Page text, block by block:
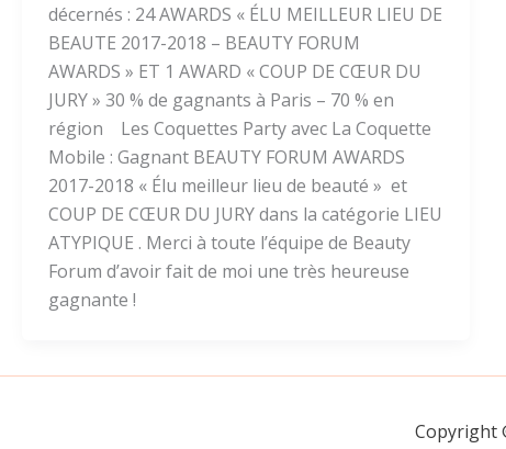
décernés : 24 AWARDS « ÉLU MEILLEUR LIEU DE
BEAUTE 2017-2018 – BEAUTY FORUM
AWARDS » ET 1 AWARD « COUP DE CŒUR DU
JURY » 30 % de gagnants à Paris – 70 % en
région Les Coquettes Party avec La Coquette
Mobile : Gagnant BEAUTY FORUM AWARDS
2017-2018 « Élu meilleur lieu de beauté » et
COUP DE CŒUR DU JURY dans la catégorie LIEU
ATYPIQUE . Merci à toute l’équipe de Beauty
Forum d’avoir fait de moi une très heureuse
gagnante !
Copyright